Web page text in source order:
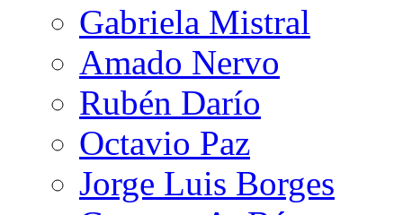
Gabriela Mistral
Amado Nervo
Rubén Darío
Octavio Paz
Jorge Luis Borges